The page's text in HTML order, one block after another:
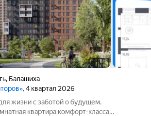
, Балашиха
, 4 квартал 2026
жизни с заботой о будущем.
квартира комфорт-класса